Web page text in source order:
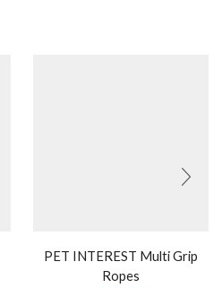
PET INTEREST Multi Grip
Ropes